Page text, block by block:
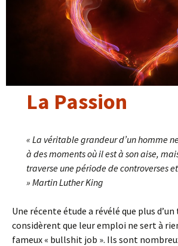
La Passion
« La véritable grandeur d’un homme
à des moments où il est à son aise,
traverse une période de controverses
» Martin Luther King
Une récente étude a révélé que plus
considèrent que leur emploi ne sert à
fameux « bullshit job ». Ils sont